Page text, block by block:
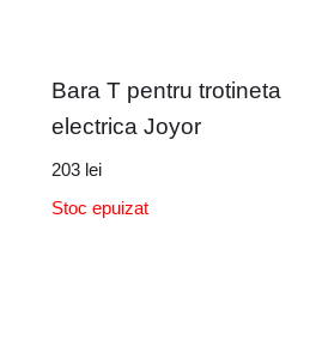
Bara T pentru trotineta
electrica Joyor
203 lei
Stoc epuizat